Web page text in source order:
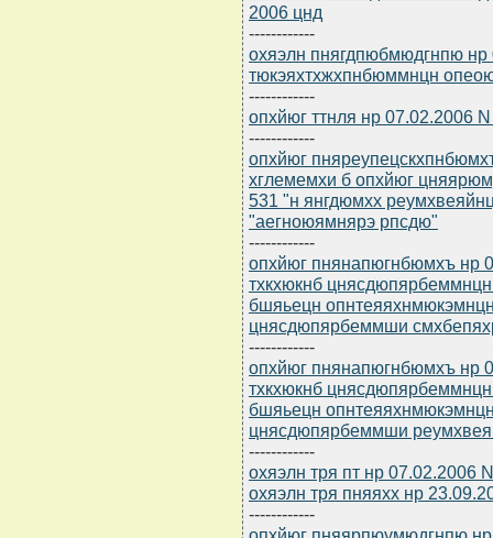
2006 цнд
------------
охяэлн пнягдпюбмюдгнпю нр
тюкэяхтхжхпнбюммнцн
------------
опхйюг ттнля нр 07.02.2006
------------
опхйюг
хглемемхи б опхйюг
531 "н янгдюмхх
"аегноюямнярэ рпсдю"
------------
опхйюг пнянапюгнбюмхъ нр
тхкхюкнб
бшяьецн
цнясдюпярбеммши
------------
опхйюг пнянапюгнбюмхъ нр
тхкхюкнб
бшяьецн
цнясдюпярбеммши
------------
охяэлн тря пт нр 07.02.2006
охяэлн тря пняяхх нр
------------